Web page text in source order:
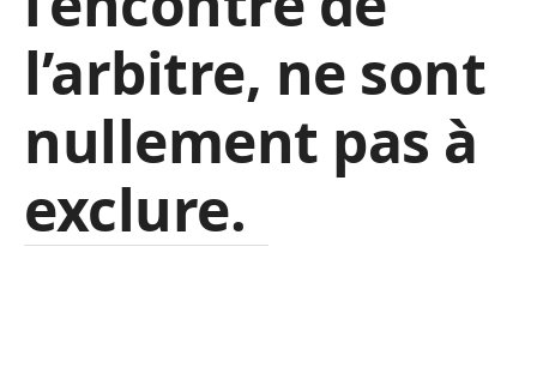
l’arbitre, ne sont
nullement pas à
exclure.